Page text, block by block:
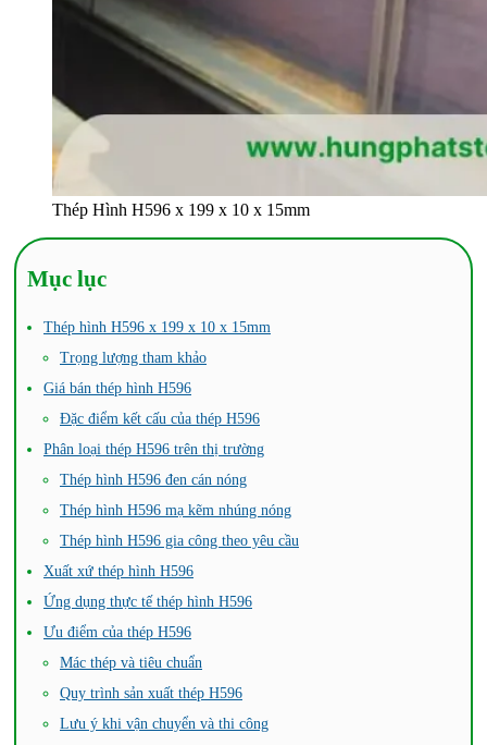
Thép Hình H596 x 199 x 10 x 15mm
Mục lục
Thép hình H596 x 199 x 10 x 15mm
Trọng lượng tham khảo
Giá bán thép hình H596
Đặc điểm kết cấu của thép H596
Phân loại thép H596 trên thị trường
Thép hình H596 đen cán nóng
Thép hình H596 mạ kẽm nhúng nóng
Thép hình H596 gia công theo yêu cầu
Xuất xứ thép hình H596
Ứng dụng thực tế thép hình H596
Ưu điểm của thép H596
Mác thép và tiêu chuẩn
Quy trình sản xuất thép H596
Lưu ý khi vận chuyển và thi công